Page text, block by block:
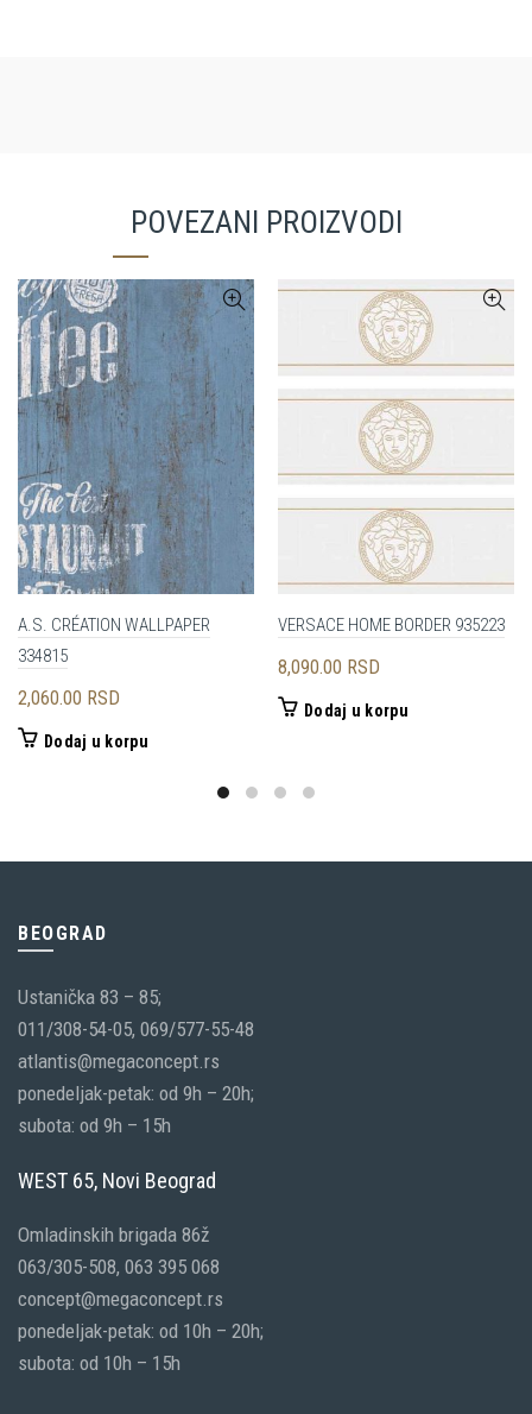
POVEZANI PROIZVODI
A.S. CRÉATION WALLPAPER
334815
2,060.00 RSD
Dodaj u korpu
VERSACE HOME BORDER 935223
8,090.00 RSD
Dodaj u korpu
BEOGRAD
Ustanička 83 – 85;
011/308-54-05, 069/577-55-48
atlantis@megaconcept.rs
ponedeljak-petak: od 9h – 20h;
subota: od 9h – 15h
WEST 65, Novi Beograd
Omladinskih brigada 86ž
063/305-508, 063 395 068
concept@megaconcept.rs
ponedeljak-petak: od 10h – 20h;
subota: od 10h – 15h